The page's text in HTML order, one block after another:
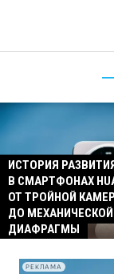
ИСТОРИЯ
В СМАРТФОНАХ
ОТ ТРОЙНОЙ
ДО
ДИАФРАГМЫ
РЕКЛАМА